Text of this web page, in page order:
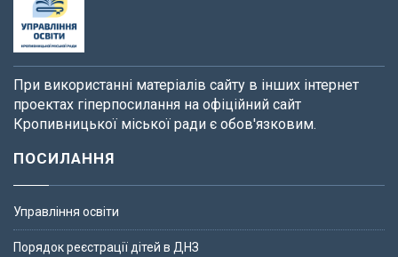
При використанні матеріалів сайту в інших інтернет
проектах гіперпосилання на офіційний сайт
Кропивницької міської ради є обов'язковим.
ПОСИЛАННЯ
Управління освіти
Порядок реєстрації дітей в ДНЗ